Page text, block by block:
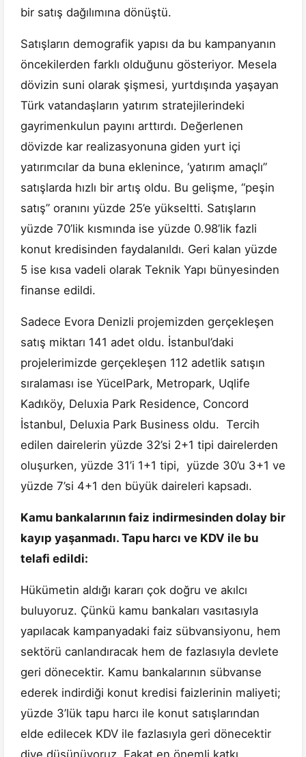
bir satış dağılımına dönüştü.
Satışların demografik yapısı da bu kampanyanın
öncekilerden farklı olduğunu gösteriyor. Mesela
dövizin suni olarak şişmesi, yurtdışında yaşayan
Türk vatandaşların yatırım stratejilerindeki
gayrimenkulun payını arttırdı. Değerlenen
dövizde kar realizasyonuna giden yurt içi
yatırımcılar da buna eklenince, ‘yatırım amaçlı”
satışlarda hızlı bir artış oldu. Bu gelişme, “peşin
satış” oranını yüzde 25’e yükseltti. Satışların
yüzde 70’lik kısmında ise yüzde 0.98’lik fazli
konut kredisinden faydalanıldı. Geri kalan yüzde
5 ise kısa vadeli olarak Teknik Yapı bünyesinden
finanse edildi.
Sadece Evora Denizli projemizden gerçekleşen
satış miktarı 141 adet oldu. İstanbul’daki
projelerimizde gerçekleşen 112 adetlik satışın
sıralaması ise YücelPark, Metropark, Uqlife
Kadıköy, Deluxia Park Residence, Concord
İstanbul, Deluxia Park Business oldu. Tercih
edilen dairelerin yüzde 32’si 2+1 tipi dairelerden
oluşurken, yüzde 31’i 1+1 tipi, yüzde 30’u 3+1 ve
yüzde 7’si 4+1 den büyük daireleri kapsadı.
Kamu bankalarının faiz indirmesinden dolay bir
kayıp yaşanmadı. Tapu harcı ve KDV ile bu
telafi edildi:
Hükümetin aldığı kararı çok doğru ve akılcı
buluyoruz. Çünkü kamu bankaları vasıtasıyla
yapılacak kampanyadaki faiz sübvansiyonu, hem
sektörü canlandıracak hem de fazlasıyla devlete
geri dönecektir. Kamu bankalarının sübvanse
ederek indirdiği konut kredisi faizlerinin maliyeti;
yüzde 3’lük tapu harcı ile konut satışlarından
elde edilecek KDV ile fazlasıyla geri dönecektir